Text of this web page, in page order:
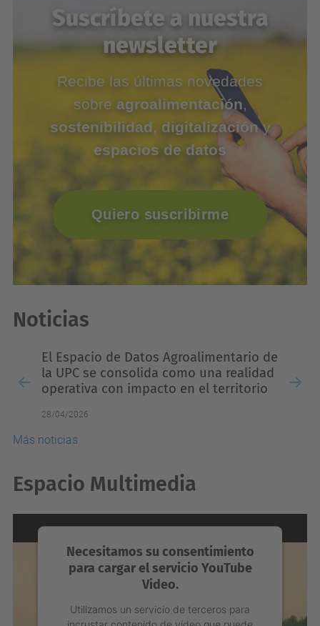
Suscríbete a nuestra
newsletter
Recibe las últimas novedades
sobre agroalimentación,
sostenibilidad, digitalizacióny
espacios de datos
Quiero suscribirme
Noticias
El Espacio de Datos Agroalimentario de
la UPC se consolida como una realidad
operativa con impacto en el territorio
28/04/2026
Previous